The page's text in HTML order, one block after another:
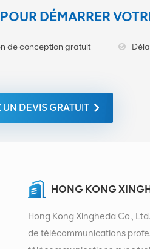
DÉMARRER
de conception gratuit
UN DEVIS GRATUIT
HONG KONG
Hong Kong Xingheda Co.,
de télécommunications